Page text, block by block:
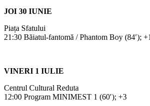
JOI 30 IUNIE
Piața Sfatului
21:30 Băiatul-fantomă / Phantom Boy (84′);
VINERI 1 IULIE
Centrul Cultural Reduta
12:00 Program MINIMEST 1 (60′); +3